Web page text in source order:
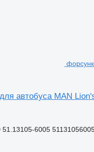
автобуса MAN
6005 51131056005